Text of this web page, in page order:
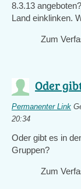
8.3.13
Land einklinken.
Zum
Oder
Permanenter Link
20:34
Oder gibt es in
Gruppen?
Zum